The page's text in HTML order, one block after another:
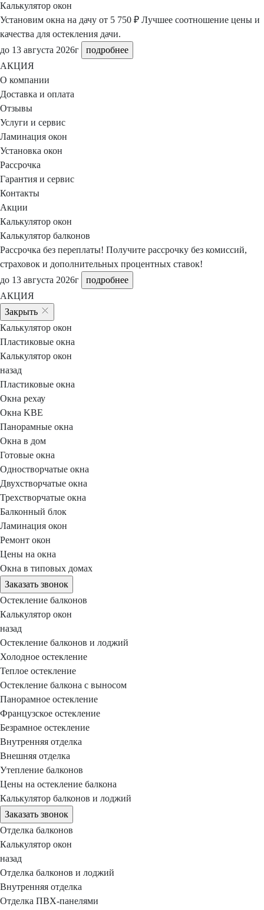
Калькулятор окон
Установим окна на дачу от 5 750 ₽ Лучшее соотношение цены и
качества для остекления дачи.
до 13 августа 2026г
подробнее
АКЦИЯ
О компании
Доставка и оплата
Отзывы
Услуги и сервис
Ламинация окон
Установка окон
Рассрочка
Гарантия и сервис
Контакты
Акции
Калькулятор окон
Калькулятор балконов
Рассрочка без переплаты! Получите рассрочку без комиссий,
страховок и дополнительных процентных ставок!
до 13 августа 2026г
подробнее
АКЦИЯ
Закрыть
Калькулятор окон
Пластиковые окна
Калькулятор окон
назад
Пластиковые окна
Окна рехау
Окна KBE
Панорамные окна
Окна в дом
Готовые окна
Одностворчатые окна
Двухстворчатые окна
Трехстворчатые окна
Балконный блок
Ламинация окон
Ремонт окон
Цены на окна
Окна в типовых домах
Заказать звонок
Остекление балконов
Калькулятор окон
назад
Остекление балконов и лоджий
Холодное остекление
Теплое остекление
Остекление балкона с выносом
Панорамное остекление
Французское остекление
Безрамное остекление
Внутренняя отделка
Внешняя отделка
Утепление балконов
Цены на остекление балкона
Калькулятор балконов и лоджий
Заказать звонок
Отделка балконов
Калькулятор окон
назад
Отделка балконов и лоджий
Внутренняя отделка
Отделка ПВХ-панелями